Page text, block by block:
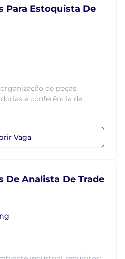
Para Estoquista De
de peças,
e conferência de
Vaga
De Analista De Trade